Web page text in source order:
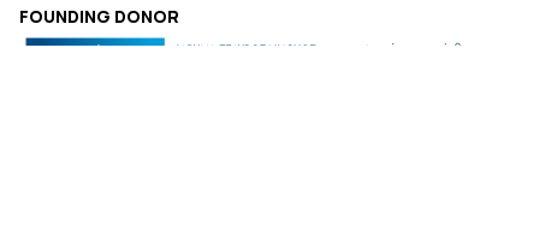
FOUNDING DONOR